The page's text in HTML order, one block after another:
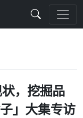
，挖掘品
」大集专访